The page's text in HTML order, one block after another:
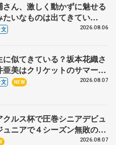
さん、激しく動かずに魅せる
たいなものは出てきてい
兄さん〟と慕うレジェンド
2026.08.06
に似てきている？坂本花織さ
美はクリケットのサマーキ
島田麻央はたくさん試合に
NEW 2026.08.07
クルス杯で圧巻シニアデビュ
ニアで４シーズン無敗の島
2026.08.07